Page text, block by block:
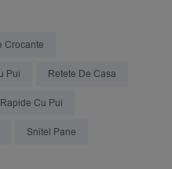
Crocante
Pui Retete De Casa
Cu Pui
Snitel Pane